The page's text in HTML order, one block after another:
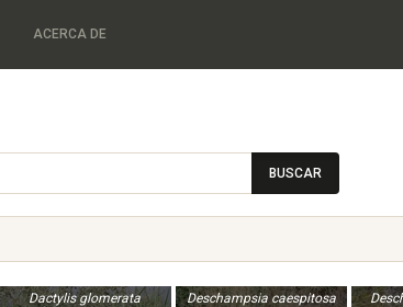
ACERCA DE
BUSCAR
Dactylis glomerata Deschampsia caespitosa